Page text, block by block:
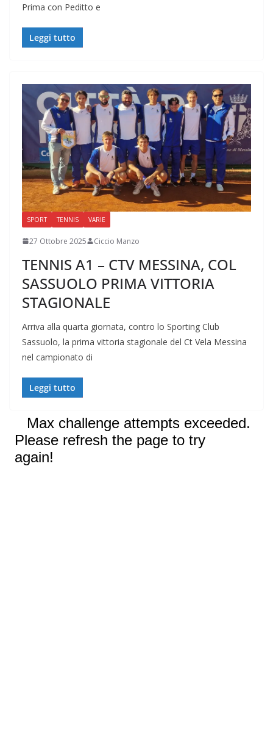
Prima con Peditto e
Leggi tutto
SPORT TENNIS VARIE
27 Ottobre 2025 Ciccio Manzo
TENNIS A1 – CTV MESSINA, COL
SASSUOLO PRIMA VITTORIA
STAGIONALE
Arriva alla quarta giornata, contro lo Sporting Club
Sassuolo, la prima vittoria stagionale del Ct Vela Messina
nel campionato di
Leggi tutto